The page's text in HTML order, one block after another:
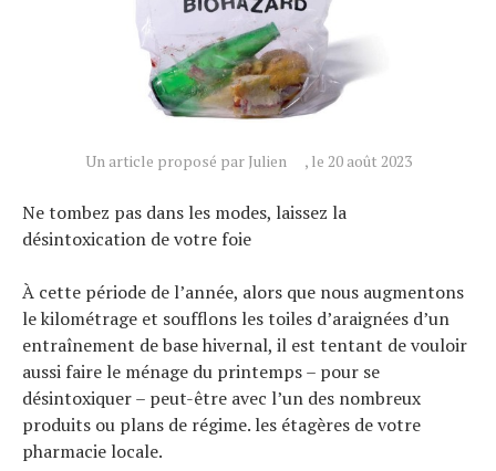
Un article proposé par Julien , le 20 août 2023
Ne tombez pas dans les modes, laissez la
désintoxication de votre foie
À cette période de l’année, alors que nous augmentons
le kilométrage et soufflons les toiles d’araignées d’un
entraînement de base hivernal, il est tentant de vouloir
aussi faire le ménage du printemps – pour se
désintoxiquer – peut-être avec l’un des nombreux
produits ou plans de régime. les étagères de votre
pharmacie locale.
Actualités
Technologies